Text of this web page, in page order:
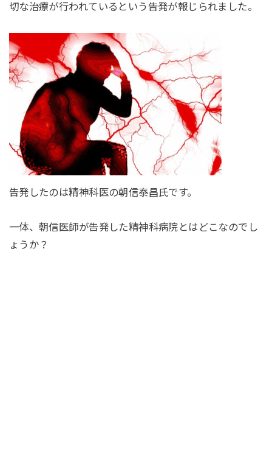
切な治療が行われているという告発が報じられました。
告発したのは精神科医の朝信泰昌氏です。
一体、朝信医師が告発した精神科病院とはどこなのでし
ょうか？